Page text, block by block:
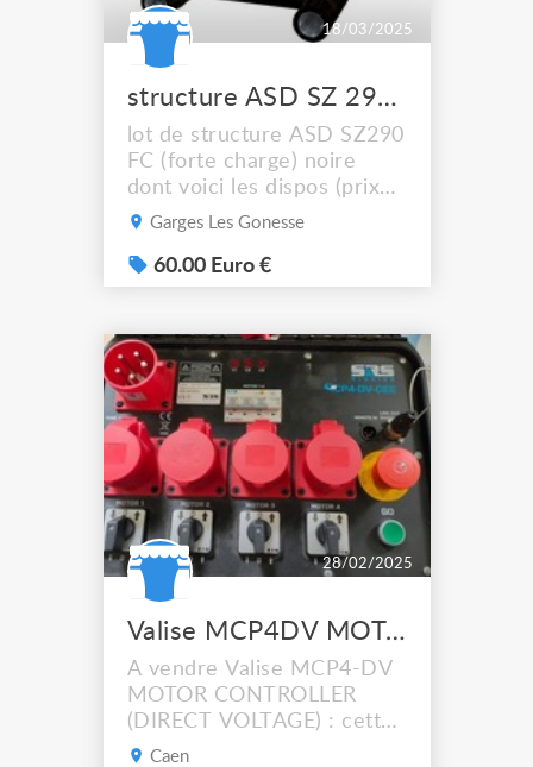
18/03/2025
structure ASD SZ 290 FC carré noir
lot de structure ASD SZ290
FC (forte charge) noire
dont voici les dispos (prix
unitaire HT): - 1x1m: 110€
80€ - 24x0,29m: 60€ -
10x0,25m: 60€ - 4x0,18m:
ASZ22FC: 120€ - 4x angle
3D ASZ31FC: 140€ - 4x
angle 4D ASZ41FC: 150€ -
5x angles 4D ASZ42FC:
150€ tous...
Garges Les Gonesse
60.00 Euro €
28/02/2025
Valise MCP4DV MOTOR CONTROLLER Livraison possible
A vendre Valise MCP4-DV
MOTOR CONTROLLER
(DIRECT VOLTAGE) : cette
télécommande permet de
Caen